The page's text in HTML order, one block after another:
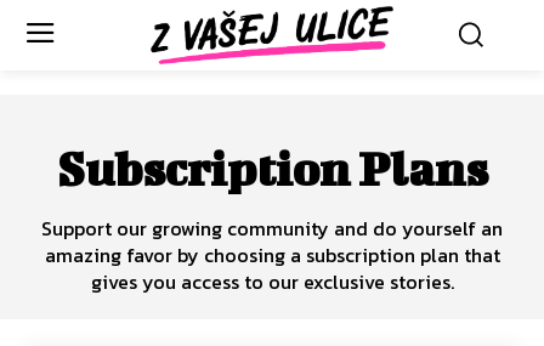
Subscription Plans
Support our growing community and do yourself an
amazing favor by choosing a subscription plan that
gives you access to our exclusive stories.